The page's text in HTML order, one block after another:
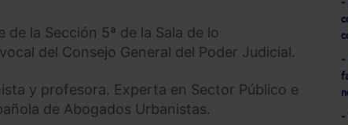
de la Sección 5ª de la Sala de lo
del Consejo General del Poder Judicial.
y profesora. Experta en Sector Público e
de Abogados Urbanistas.
-
-
-